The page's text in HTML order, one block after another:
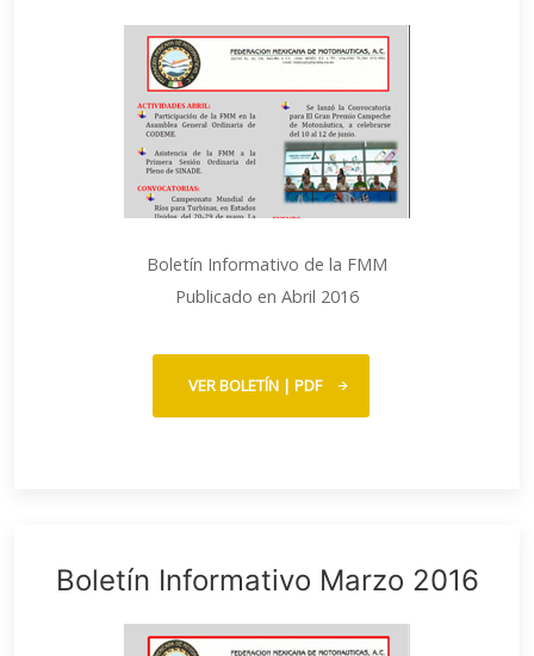
Boletín Informativo de la FMM
Publicado en Abril 2016
VER BOLETÍN | PDF
Boletín Informativo Marzo 2016